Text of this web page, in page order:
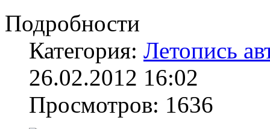
Подробности
Категория: Летопись
26.02.2012 16:02
Просмотров: 1636